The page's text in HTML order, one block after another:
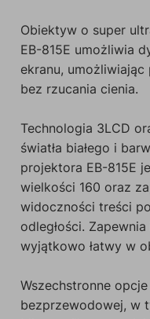
Obiektyw o super
EB-815E umożliwia
ekranu,
bez rzucania cienia.
Technologia 3LCD
światła białego i
projektora EB-815E
wielkości 160 oraz
widoczności treści
odległości.
wyjątkowo łatwy w
Wszechstronne
bezprzewodowej, w